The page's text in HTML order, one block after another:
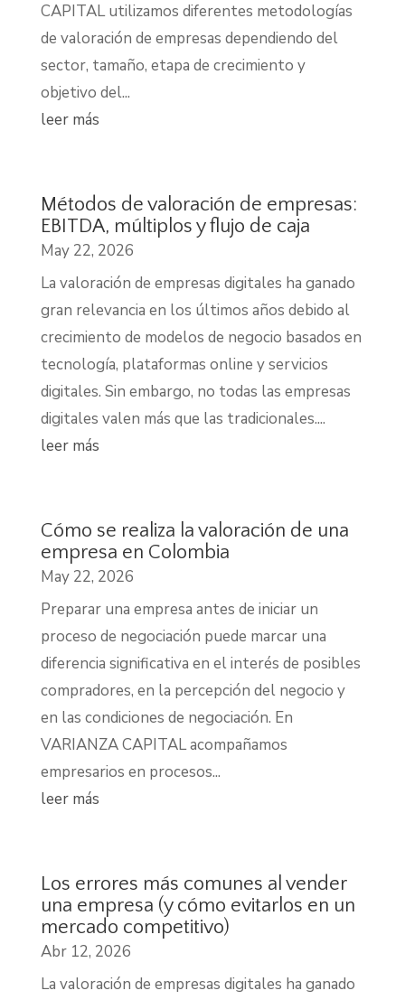
CAPITAL utilizamos diferentes metodologías
de valoración de empresas dependiendo del
sector, tamaño, etapa de crecimiento y
objetivo del...
leer más
Métodos de valoración de empresas:
EBITDA, múltiplos y flujo de caja
May 22, 2026
La valoración de empresas digitales ha ganado
gran relevancia en los últimos años debido al
crecimiento de modelos de negocio basados en
tecnología, plataformas online y servicios
digitales. Sin embargo, no todas las empresas
digitales valen más que las tradicionales....
leer más
Cómo se realiza la valoración de una
empresa en Colombia
May 22, 2026
Preparar una empresa antes de iniciar un
proceso de negociación puede marcar una
diferencia significativa en el interés de posibles
compradores, en la percepción del negocio y
en las condiciones de negociación. En
VARIANZA CAPITAL acompañamos
empresarios en procesos...
leer más
Los errores más comunes al vender
una empresa (y cómo evitarlos en un
mercado competitivo)
Abr 12, 2026
La valoración de empresas digitales ha ganado